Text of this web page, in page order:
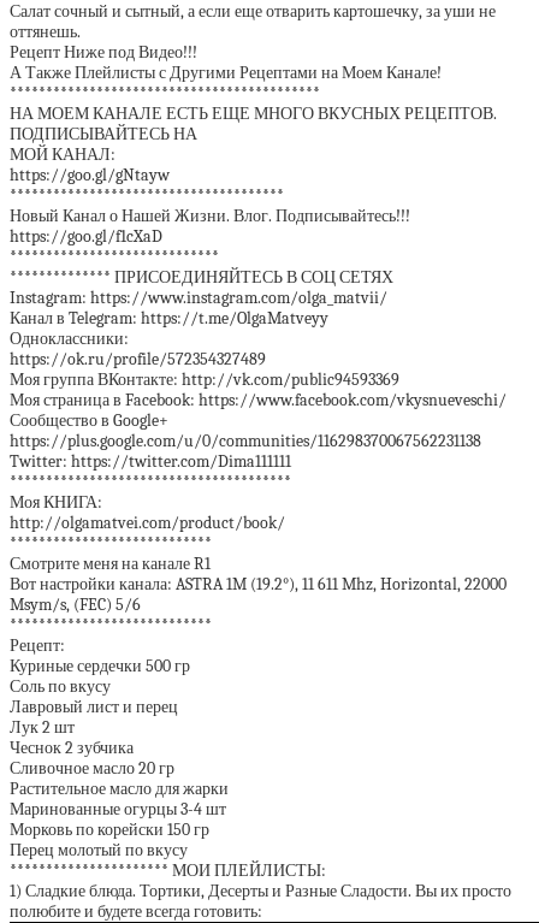
Салат сочный и сытный, а если еще отварить картошечку, за уши не
оттянешь.
Рецепт Ниже под Видео!!!
А Также Плейлисты с Другими Рецептами на Моем Канале!
*******************************************
НА МОЕМ КАНАЛЕ ЕСТЬ ЕЩЕ МНОГО ВКУСНЫХ РЕЦЕПТОВ.
ПОДПИСЫВАЙТЕСЬ НА
МОЙ КАНАЛ:
https://goo.gl/gNtayw
**************************************
Новый Канал о Нашей Жизни. Влог. Подписывайтесь!!!
https://goo.gl/f1cXaD
*****************************
************** ПРИСОЕДИНЯЙТЕСЬ В СОЦ СЕТЯХ
Instagram: https://www.instagram.com/olga_matvii/
Канал в Telegram: https://t.me/OlgaMatveyy
Одноклассники:
https://ok.ru/profile/572354327489
Моя группа ВКонтакте: http://vk.com/public94593369
Моя страница в Facebook: https://www.facebook.com/vkysnueveschi/
Сообщество в Google+
https://plus.google.com/u/0/communities/116298370067562231138
Twitter: https://twitter.com/Dima111111
***************************************
Моя КНИГА:
http://olgamatvei.com/product/book/
****************************
Смотрите меня на канале R1
Вот настройки канала: ASTRA 1M (19.2°), 11 611 Mhz, Horizontal, 22000
Msym/s, (FEC) 5/6
****************************
Рецепт:
Куриные сердечки 500 гр
Соль по вкусу
Лавровый лист и перец
Лук 2 шт
Чеснок 2 зубчика
Сливочное масло 20 гр
Растительное масло для жарки
Маринованные огурцы 3-4 шт
Морковь по корейски 150 гр
Перец молотый по вкусу
********************** МОИ ПЛЕЙЛИСТЫ:
1) Сладкие блюда. Тортики, Десерты и Разные Сладости. Вы их просто
полюбите и будете всегда готовить: